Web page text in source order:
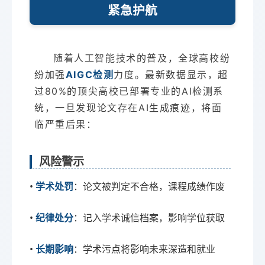
紧急护航
随着人工智能技术的普及，全球高校纷
纷加强AIGC检测 力度。最新数据显示，超
过80%的顶尖高校已部署专业的AI检测系
统，一旦发现论文存在AI生成痕迹，将面
临严重后果：
风险警示
• 学术处罚 ：论文被判定不合格，课程成绩作废
• 纪律处分：记入学术诚信档案，影响学位获取
• 长期影响：学术污点将影响未来深造和就业